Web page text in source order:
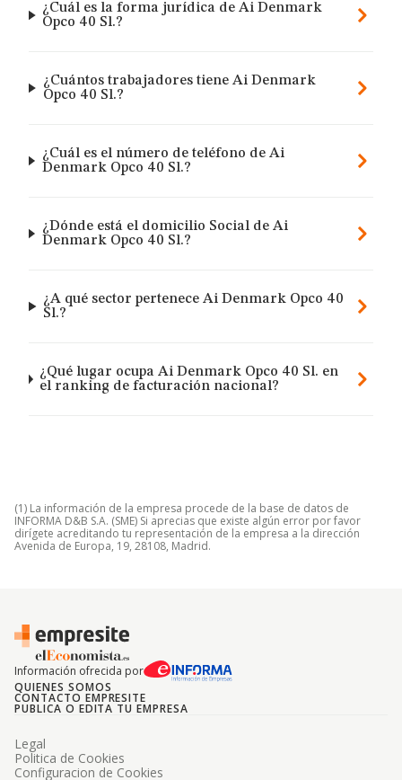
¿Cuál es la forma jurídica de Ai Denmark
Opco 40 Sl.?
¿Cuántos trabajadores tiene Ai Denmark
Opco 40 Sl.?
¿Cuál es el número de teléfono de Ai
Denmark Opco 40 Sl.?
¿Dónde está el domicilio Social de Ai
Denmark Opco 40 Sl.?
¿A qué sector pertenece Ai Denmark Opco 40
Sl.?
¿Qué lugar ocupa Ai Denmark Opco 40 Sl. en
el ranking de facturación nacional?
(1) La información de la empresa procede de la base de datos de
INFORMA D&B S.A. (SME) Si aprecias que existe algún error por favor
dirígete acreditando tu representación de la empresa a la dirección
Avenida de Europa, 19, 28108, Madrid.
Información ofrecida por
QUIENES SOMOS
CONTACTO EMPRESITE
PUBLICA O EDITA TU EMPRESA
Legal
Politica de Cookies
Configuracion de Cookies